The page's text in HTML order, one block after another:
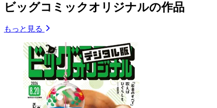
ビッグコミックオリジナルの作品
もっと見る